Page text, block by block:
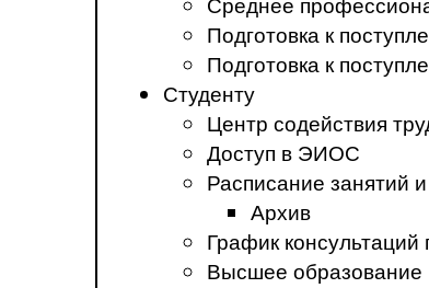
Подготовка к
Подготовка к
Студенту
Центр содействия
Доступ в ЭИОС
Расписание занятий
Архив
График консультаций
Высшее образование